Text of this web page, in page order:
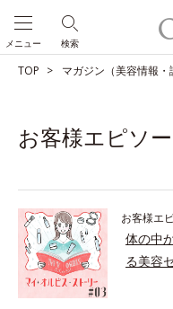
検索
メニュー
TOP マガジン（美容情報・
お客様エピソ
お客様エ
体の中
る美容